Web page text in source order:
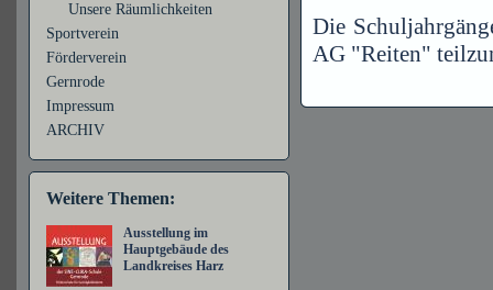
Unsere Räumlichkeiten
Sportverein
Förderverein
Gernrode
Impressum
ARCHIV
Weitere Themen:
Ausstellung im
Hauptgebäude des
Landkreises Harz
Die
AG "Reiten"